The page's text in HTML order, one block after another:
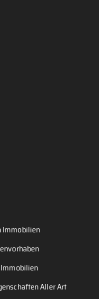
Immobilien
Aller Art